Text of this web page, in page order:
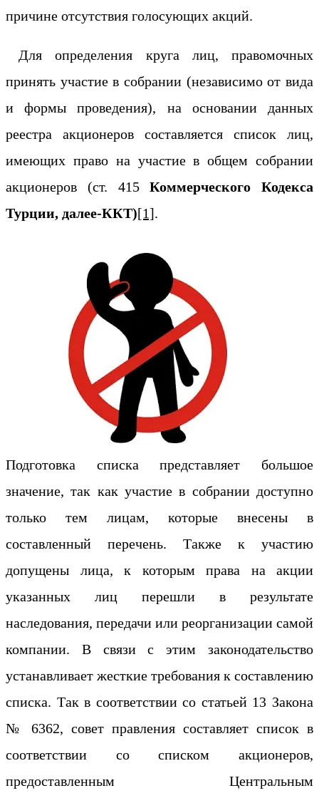
причине отсутствия голосующих акций.
Для определения круга лиц, правомочных
принять участие в собрании (независимо от вида
и формы проведения), на основании данных
реестра акционеров составляется список лиц,
имеющих право на участие в общем собрании
акционеров (ст. 415Коммерческого Кодекса
Турции, далее-ККТ)[1].
Подготовка списка представляет большое
значение, так как участие в собрании доступно
только тем лицам, которые внесены в
составленный перечень. Также к участию
допущены лица, к которым права на акции
указанных лиц перешли в результате
наследования, передачи или реорганизации самой
компании. В связи с этим законодательство
устанавливает жесткие требования к составлению
списка. Так в соответствии со статьей 13 Закона
№ 6362, совет правления составляет список в
соответствии со списком акционеров,
предоставленным Центральным